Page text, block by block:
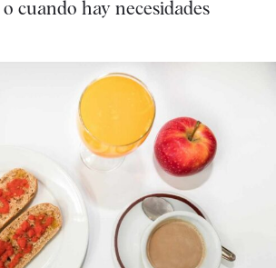
cuando hay necesidades